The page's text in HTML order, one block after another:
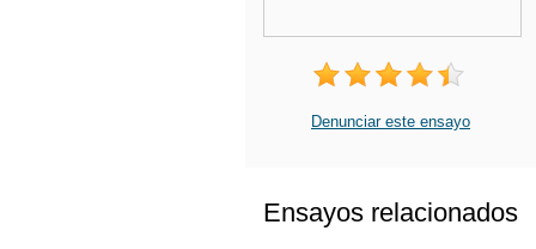
Denunciar este ensayo
Ensayos relacionados